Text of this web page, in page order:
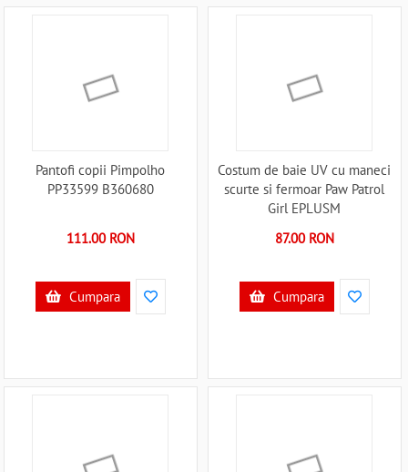
Pantofi copii Pimpolho
PP33599 B360680
111.00 RON
Cumpara
Costum de baie UV cu maneci
scurte si fermoar Paw Patrol
Girl EPLUSM
87.00 RON
Cumpara